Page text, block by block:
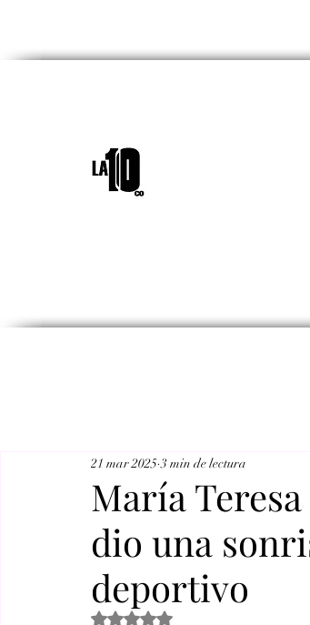
María
dio una
deportivo
21 mar 2025 3 min de lectura
Obtuvo NaN de 5 estrellas.